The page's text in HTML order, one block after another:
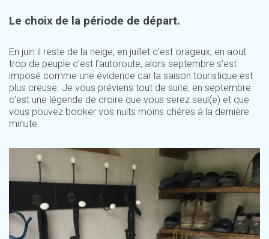
Le choix de la période de départ.
En juin il reste de la neige, en juillet c’est orageux, en aout
trop de peuple c’est l’autoroute, alors septembre s’est
imposé comme une évidence car la saison touristique est
plus creuse. Je vous préviens tout de suite, en septembre
c’est une légende de croire que vous serez seul(e) et que
vous pouvez booker vos nuits moins chères à la dernière
minute.